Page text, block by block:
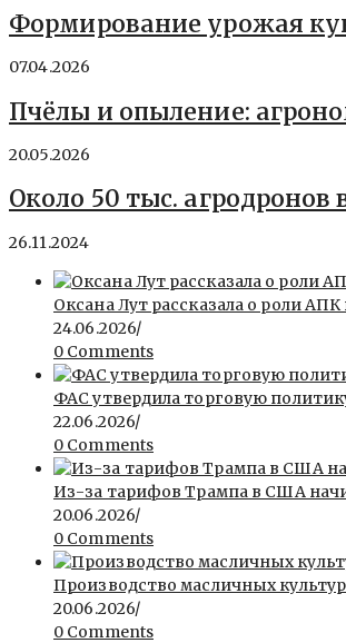
Формирование урожая
07.04.2026
Пчёлы и опыление:
20.05.2026
Около 50 тыс. агродронов
26.11.2024
Оксана Лут рассказала о роли
24.06.2026/
0 Comments
ФАС утвердила торговую
22.06.2026/
0 Comments
Из-за тарифов Трампа в США
20.06.2026/
0 Comments
Производство масличных
20.06.2026/
0 Comments